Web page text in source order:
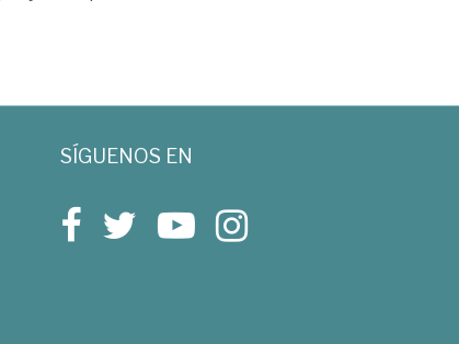
SÍGUENOS EN